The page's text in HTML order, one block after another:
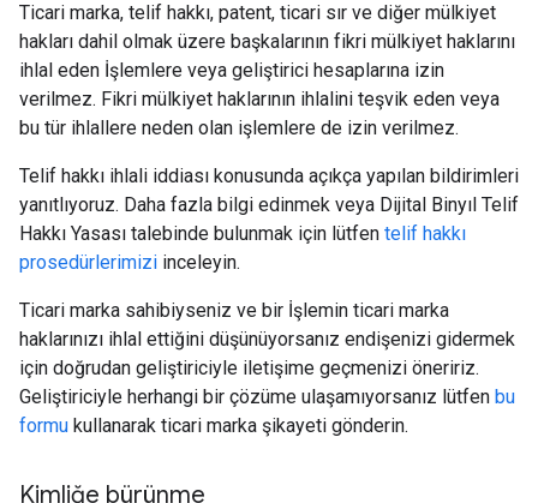
Ticari marka, telif hakkı, patent, ticari sır ve diğer mülkiyet
hakları dahil olmak üzere başkalarının fikri mülkiyet haklarını
ihlal eden İşlemlere veya geliştirici hesaplarına izin
verilmez. Fikri mülkiyet haklarının ihlalini teşvik eden veya
bu tür ihlallere neden olan işlemlere de izin verilmez.
Telif hakkı ihlali iddiası konusunda açıkça yapılan bildirimleri
yanıtlıyoruz. Daha fazla bilgi edinmek veya Dijital Binyıl Telif
Hakkı Yasası talebinde bulunmak için lütfen telif hakkı
prosedürlerimizi inceleyin.
Ticari marka sahibiyseniz ve bir İşlemin ticari marka
haklarınızı ihlal ettiğini düşünüyorsanız endişenizi gidermek
için doğrudan geliştiriciyle iletişime geçmenizi öneririz.
Geliştiriciyle herhangi bir çözüme ulaşamıyorsanız lütfen bu
formu kullanarak ticari marka şikayeti gönderin.
Kimliğe bürünme